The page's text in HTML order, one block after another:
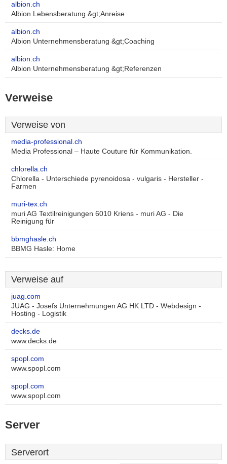
albion.ch
Albion Lebensberatung &gt;Anreise
albion.ch
Albion Unternehmensberatung &gt;Coaching
albion.ch
Albion Unternehmensberatung &gt;Referenzen
Verweise
Verweise von
media-professional.ch
Media Professional – Haute Couture für Kommunikation.
chlorella.ch
Chlorella - Unterschiede pyrenoidosa - vulgaris - Hersteller -
Farmen
muri-tex.ch
muri AG Textilreinigungen 6010 Kriens - muri AG - Die
Reinigung für
bbmghasle.ch
BBMG Hasle: Home
Verweise auf
juag.com
JUAG - Josefs Unternehmungen AG HK LTD - Webdesign -
Hosting - Logistik
decks.de
www.decks.de
spopl.com
www.spopl.com
spopl.com
www.spopl.com
Server
Serverort